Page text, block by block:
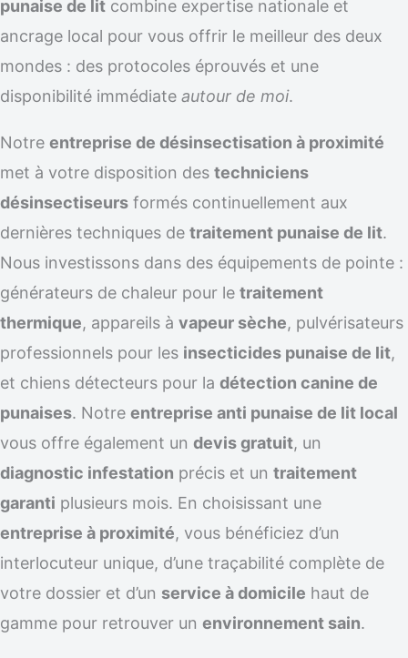
punaise de lit combine expertise nationale et
ancrage local pour vous offrir le meilleur des deux
mondes : des protocoles éprouvés et une
disponibilité immédiate autour de moi.
Notre entreprise de désinsectisation à proximité
met à votre disposition des techniciens
désinsectiseurs formés continuellement aux
dernières techniques de traitement punaise de lit.
Nous investissons dans des équipements de pointe :
générateurs de chaleur pour le traitement
thermique, appareils à vapeur sèche, pulvérisateurs
professionnels pour les insecticides punaise de lit,
et chiens détecteurs pour la détection canine de
punaises. Notre entreprise anti punaise de lit local
vous offre également un devis gratuit, un
diagnostic infestation précis et un traitement
garanti plusieurs mois. En choisissant une
entreprise à proximité, vous bénéficiez d’un
interlocuteur unique, d’une traçabilité complète de
votre dossier et d’un service à domicile haut de
gamme pour retrouver un environnement sain.